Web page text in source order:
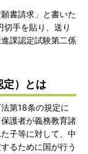
書請求」と書いた
切手を貼り、送り
課認定試験第二係
定）とは
第18条の規定に
護者が義務教育諸
子等に対して、中
るために国が行う